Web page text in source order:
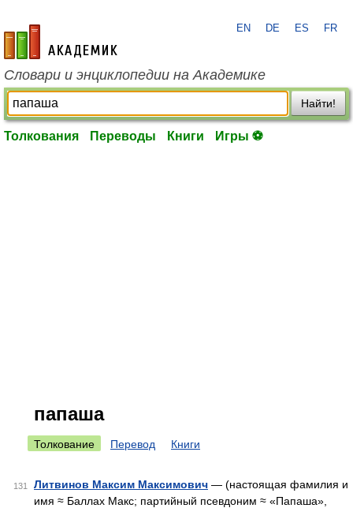
academic.ru
EN DE ES FR
Словари и энциклопедии на Академике
Найти!
Толкования Переводы Книги Игры ⚽
папаша
Толкование Перевод Книги
131 Литвинов Максим Максимович — (настоящая фамилия и
имя ≈ Баллах Макс; партийный псевдоним ≈ «Папаша»,